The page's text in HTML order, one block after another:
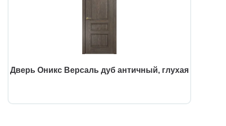
Дверь Оникс Версаль дуб античный, глухая